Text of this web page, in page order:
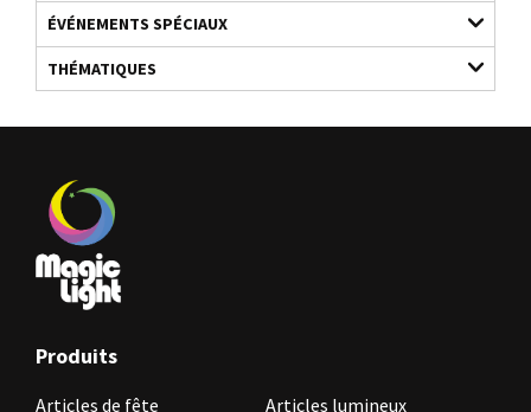
ÉVÉNEMENTS SPÉCIAUX
THÉMATIQUES
Produits
Articles de fête Articles lumineux